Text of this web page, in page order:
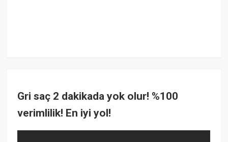
Gri saç 2 dakikada yok olur! %100
verimlilik! En iyi yol!